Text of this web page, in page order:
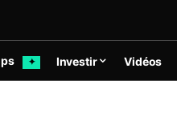
✦ Investir Vidéos